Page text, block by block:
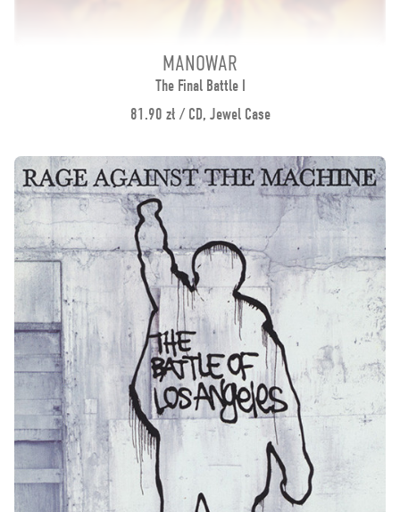
MANOWAR
The Final Battle I
81.90 zł / CD, Jewel Case